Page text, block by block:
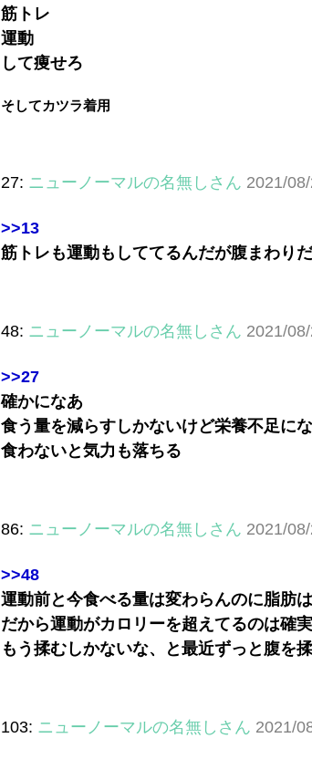
筋トレ
運動
して痩せろ
そしてカツラ着用
27: ニューノーマルの名無しさん 2021/
>>13
筋トレも運動もしててるんだが腹まわり
48: ニューノーマルの名無しさん 2021/
>>27
確かになあ
食う量を減らすしかないけど栄養不足に
食わないと気力も落ちる
86: ニューノーマルの名無しさん 2021/
>>48
運動前と今食べる量は変わらんのに脂肪
だから運動がカロリーを超えてるのは確
もう揉むしかないな、と最近ずっと腹を
103: ニューノーマルの名無しさん 2021/